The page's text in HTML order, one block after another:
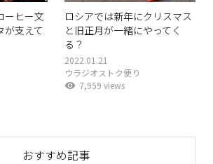
ーヒー文
が支えて
ロシアでは新年にクリスマス
と旧正月が一緒にやってく
る？
2022.01.21
ウラジオストク便り
7,959 views
おすすめ記事